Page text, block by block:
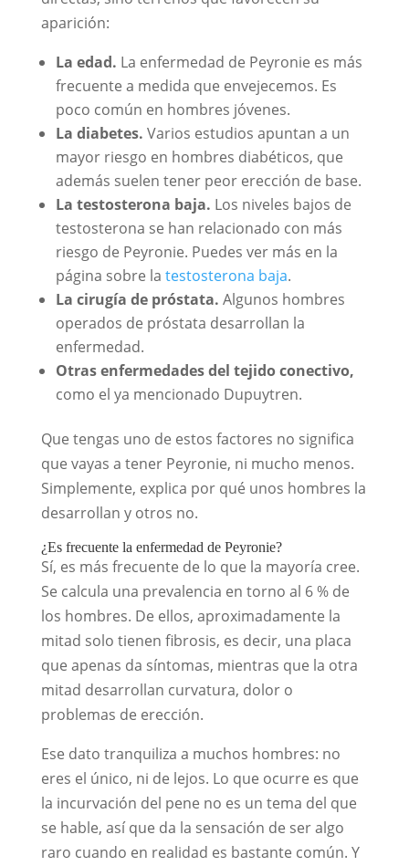
aparición:
La edad. La enfermedad de Peyronie es más
frecuente a medida que envejecemos. Es
poco común en hombres jóvenes.
La diabetes. Varios estudios apuntan a un
mayor riesgo en hombres diabéticos, que
además suelen tener peor erección de base.
La testosterona baja. Los niveles bajos de
testosterona se han relacionado con más
riesgo de Peyronie. Puedes ver más en la
página sobre la testosterona baja.
La cirugía de próstata. Algunos hombres
operados de próstata desarrollan la
enfermedad.
Otras enfermedades del tejido conectivo,
como el ya mencionado Dupuytren.
Que tengas uno de estos factores no significa
que vayas a tener Peyronie, ni mucho menos.
Simplemente, explica por qué unos hombres la
desarrollan y otros no.
¿Es frecuente la enfermedad de Peyronie?
Sí, es más frecuente de lo que la mayoría cree.
Se calcula una prevalencia en torno al 6 % de
los hombres. De ellos, aproximadamente la
mitad solo tienen fibrosis, es decir, una placa
que apenas da síntomas, mientras que la otra
mitad desarrollan curvatura, dolor o
problemas de erección.
Ese dato tranquiliza a muchos hombres: no
eres el único, ni de lejos. Lo que ocurre es que
la incurvación del pene no es un tema del que
se hable, así que da la sensación de ser algo
raro cuando en realidad es bastante común. Y